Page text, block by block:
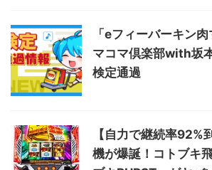
「eフィーバーキン
マコマ倶楽部with坂
検定通過
【自力で継続率92%
機が爆誕！コトブキ